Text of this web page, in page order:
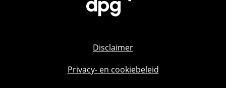
Disclaimer
Privacy- en cookiebeleid